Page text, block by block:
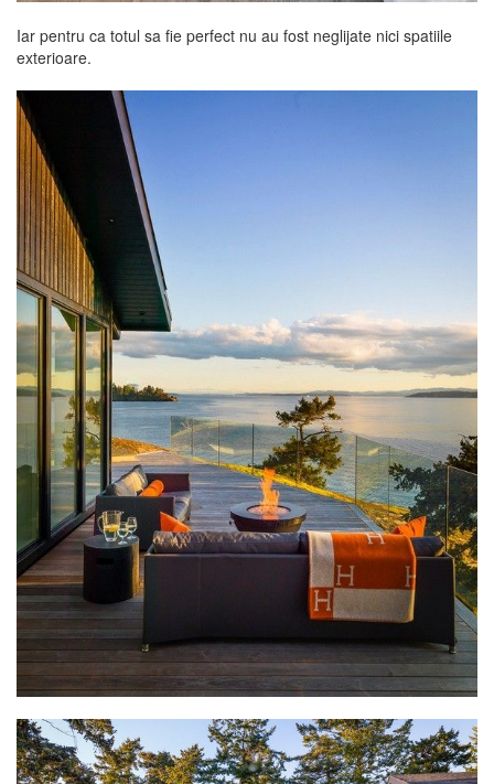
Iar pentru ca totul sa fie perfect nu au fost neglijate nici spatiile
exterioare.